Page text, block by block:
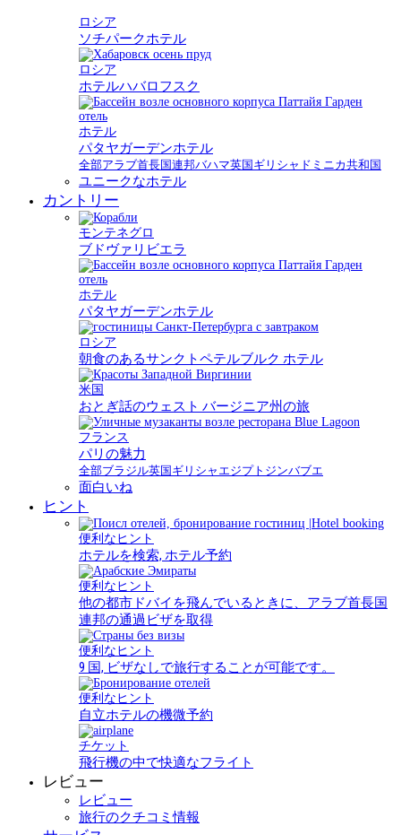
ロシア
ソチパークホテル
ロシア
ホテルハバロフスク
ホテル
パタヤガーデンホテル
全部アラブ首長国連邦バハマ英国 ギリシャ ドミニカ共和国
ユニークなホテル
カントリー
モンテネグロ
ブドヴァリビエラ
ホテル
パタヤガーデンホテル
ロシア
朝食のあるサンクトペテルブルク ホテル
米国
おとぎ話のウェスト バージニア州の旅
フランス
パリの魅力
全部ブラジル英国 ギリシャ エジプト ジンバブエ
面白いね
ヒント
便利なヒント
ホテルを検索, ホテル予約
便利なヒント
他の都市ドバイを飛んでいるときに、アラブ首長国
連邦の通過ビザを取得
便利なヒント
9 国, ビザなしで旅行することが可能です。
便利なヒント
自立ホテルの機微予約
チケット
飛行機の中で快適なフライト
レビュー
レビュー
旅行のクチコミ情報